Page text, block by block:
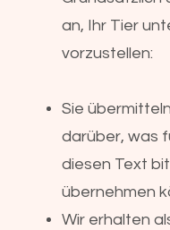
an, Ihr Tier
vorzustellen:
Sie
darüber, was
diesen Text
übernehmen
Wir erhalten